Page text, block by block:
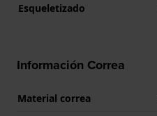
Esqueletizado
Información Correa
Material correa